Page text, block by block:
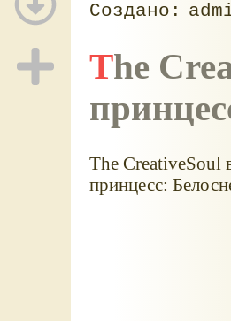
The CreativeSoul x Disney: темнокожие куклы-
The CreativeSoul
принцесс: